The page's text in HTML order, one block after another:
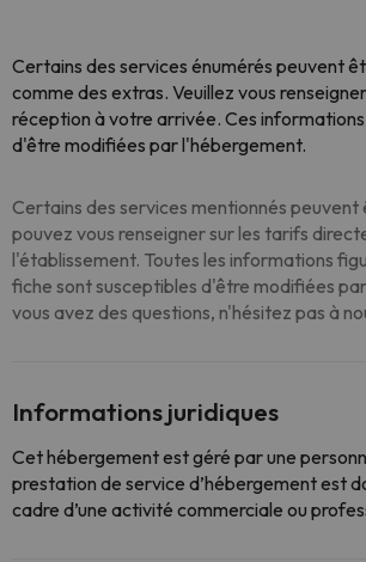
Certains des services énumérés peuvent
comme des extras. Veuillez vous
réception à votre arrivée. Ces
d'être modifiées par l'hébergement.
Certains des services mentionnés peuvent
pouvez vous renseigner sur les tarifs
l'établissement. Toutes les informations
fiche sont susceptibles d'être modifiées
vous avez des questions, n'hésitez pas à
Informations juridiques
Cet hébergement est géré par une
prestation de service d’hébergement est
cadre d’une activité commerciale ou